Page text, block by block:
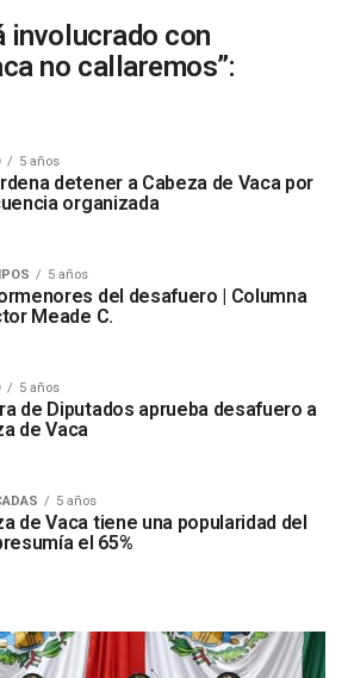
involucrado con
no callaremos”:
5 años
detener a Cabeza de Vaca por
organizada
5 años
del desafuero | Columna
Meade C.
5 años
de Diputados aprueba desafuero a
de Vaca
5 años
de Vaca tiene una popularidad del
el 65%